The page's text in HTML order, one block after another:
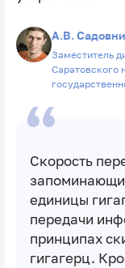
А.В.
Заместитель
Саратовского
Скорость
единицы
передачи
принципах
гигагерц.